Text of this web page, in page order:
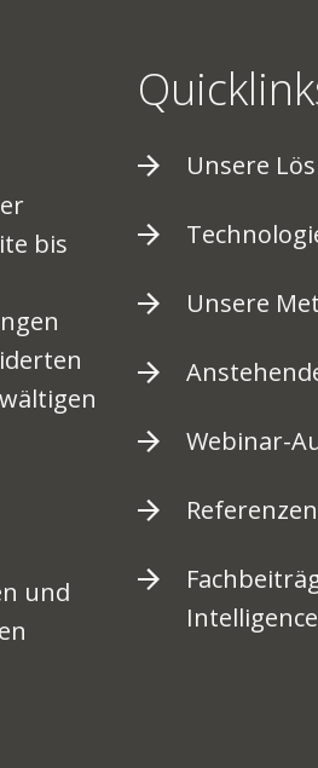
bis
und
Unsere
Unsere
Webinar-
Referenzen
Intelligence